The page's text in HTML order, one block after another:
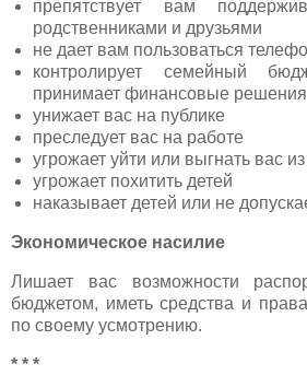
препятствует вам
родственниками и друзьями
не дает вам пользоваться
контролирует семейный
принимает финансовые решения
унижает вас на публике
преследует вас на работе
угрожает уйти или выгнать вас
угрожает похитить детей
наказывает детей или не
Экономическое насилие
Лишает вас возможности
бюджетом, иметь средства и
по своему усмотрению.
* * *